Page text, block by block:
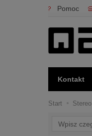
Pomoc
Kontakt
Start Stereo
Wyszukaj